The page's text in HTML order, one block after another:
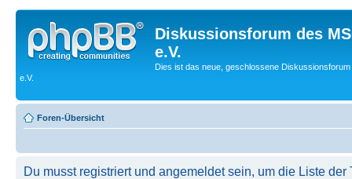
Diskussionsforum des
e.V.
Dies ist das neue, geschlossene
e.V.
Foren-Übersicht
Du musst registriert und angemeldet sein, um die Liste